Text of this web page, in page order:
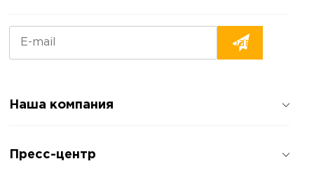
Наша компания
Отзывы о компании
Пресс-центр